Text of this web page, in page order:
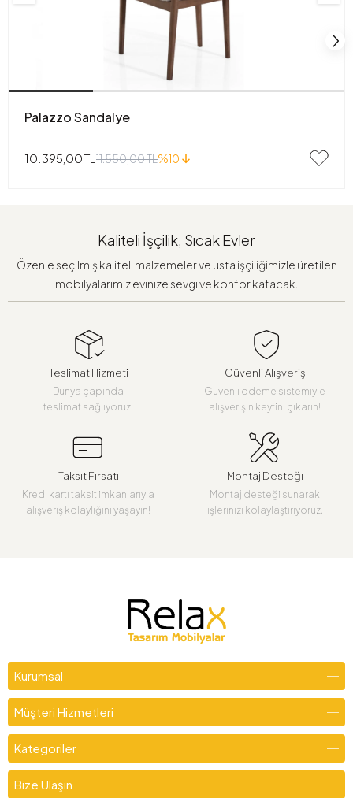
Palazzo Sandalye
10.395,00 TL 11.550,00 TL%10
Kaliteli İşçilik, Sıcak Evler
Özenle seçilmiş kaliteli malzemeler ve usta işçiliğimizle üretilen
mobilyalarımız evinize sevgi ve konfor katacak.
Teslimat Hizmeti
Dünya çapında
teslimat sağlıyoruz!
Güvenli Alışveriş
Güvenli ödeme sistemiyle
alışverişin keyfini çıkarın!
Taksit Fırsatı
Kredi kartı taksit imkanlarıyla
alışveriş kolaylığını yaşayın!
Montaj Desteği
Montaj desteği sunarak
işlerinizi kolaylaştırıyoruz.
Kurumsal
Müşteri Hizmetleri
Kategoriler
Bize Ulaşın